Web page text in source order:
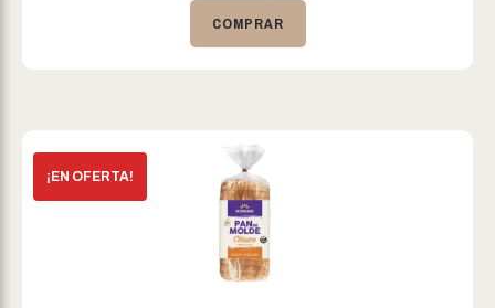
COMPRAR